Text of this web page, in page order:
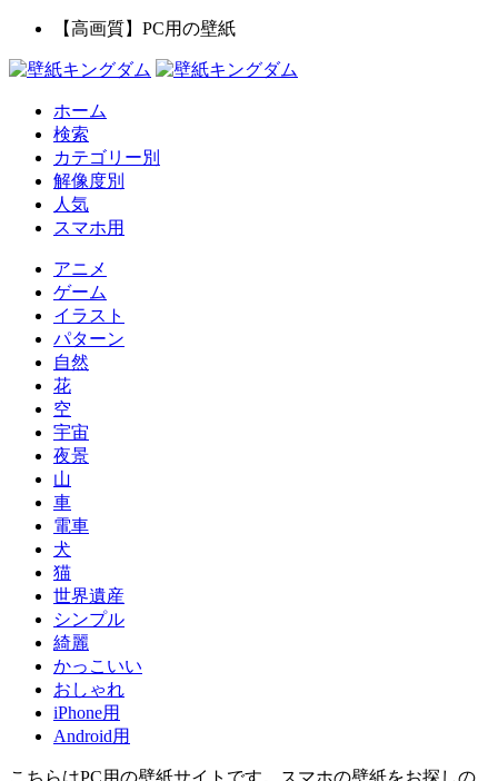
【高画質】PC用の壁紙
ホーム
検索
カテゴリー別
解像度別
人気
スマホ用
アニメ
ゲーム
イラスト
パターン
自然
花
空
宇宙
夜景
山
車
電車
犬
猫
世界遺産
シンプル
綺麗
かっこいい
おしゃれ
iPhone用
Android用
こちらはPC用の壁紙サイトです。スマホの壁紙をお探しの